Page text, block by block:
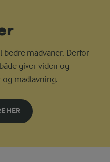
bedre madvaner. Derfor
giver viden og
madlavning.
HER